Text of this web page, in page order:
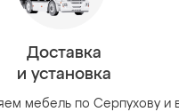
Доставка
и установка
мебель по Серпухову и